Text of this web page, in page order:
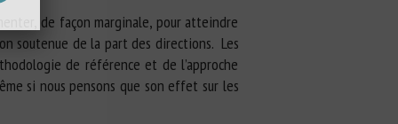
de façon marginale, pour atteindre
soutenue de la part des directions. Les
de référence et de l’approche
si nous pensons que son effet sur les